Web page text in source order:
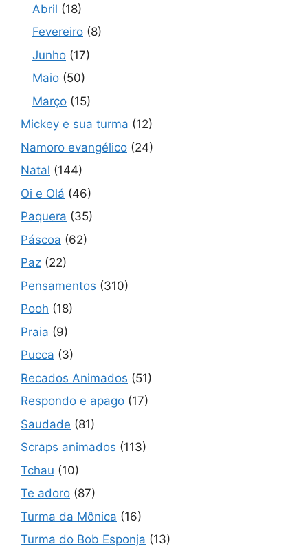
Abril (18)
Fevereiro (8)
Junho (17)
Maio (50)
Março (15)
Mickey e sua turma (12)
Namoro evangélico (24)
Natal (144)
Oi e Olá (46)
Paquera (35)
Páscoa (62)
Paz (22)
Pensamentos (310)
Pooh (18)
Praia (9)
Pucca (3)
Recados Animados (51)
Respondo e apago (17)
Saudade (81)
Scraps animados (113)
Tchau (10)
Te adoro (87)
Turma da Mônica (16)
Turma do Bob Esponja (13)